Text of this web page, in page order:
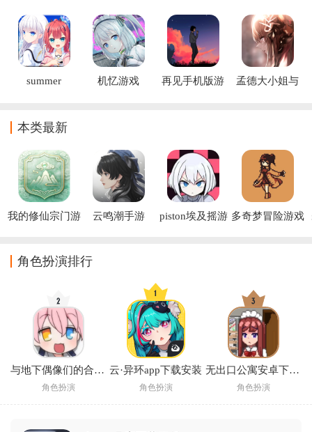
(Totono)
summer
机忆游戏
再见手机版游
孟德大小姐与
本类最新
我的修仙宗门游
云鸣潮手游
piston埃及摇游 多奇梦冒险游戏
角色扮演排行
与地下偶像们的合宿生活手游
角色扮演
云·异环app下载安装
角色扮演
无出口公寓安卓下载汉化版2026
角色扮演